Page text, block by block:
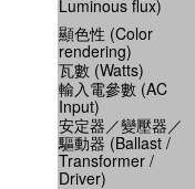
Luminous flux)
顯色性 (Color
rendering)
瓦數 (Watts)
輸入電參數 (AC
Input)
安定器／變壓器／
驅動器 (Ballast /
Transformer /
Driver)